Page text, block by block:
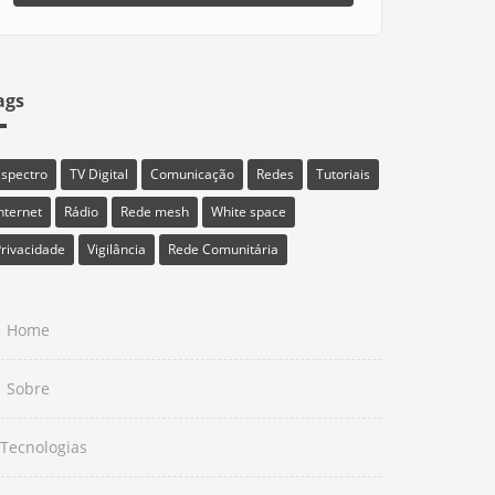
TV Digital Comunicação Redes
Tutoriais
Rádio Rede mesh
White space
Vigilância Rede Comunitária
Home
Sobre
Tecnologias